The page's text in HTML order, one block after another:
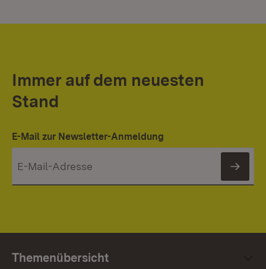
Immer auf dem neuesten
Stand
E-Mail zur Newsletter-Anmeldung
Themenübersicht